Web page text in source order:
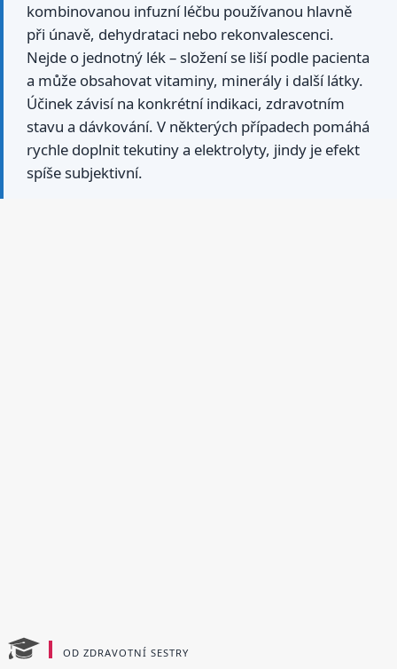
kombinovanou infuzní léčbu používanou hlavně
při únavě, dehydrataci nebo rekonvalescenci.
Nejde o jednotný lék – složení se liší podle pacienta
a může obsahovat vitaminy, minerály i další látky.
Účinek závisí na konkrétní indikaci, zdravotním
stavu a dávkování. V některých případech pomáhá
rychle doplnit tekutiny a elektrolyty, jindy je efekt
spíše subjektivní.
OD ZDRAVOTNÍ SESTRY